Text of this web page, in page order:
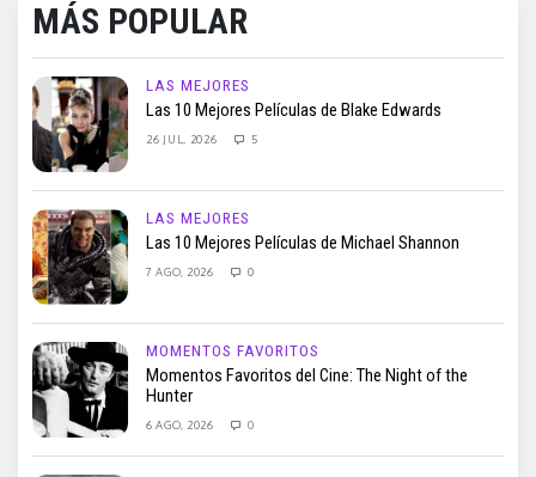
MÁS POPULAR
LAS MEJORES
Las 10 Mejores Películas de Blake Edwards
26 JUL, 2026 5
LAS MEJORES
Las 10 Mejores Películas de Michael Shannon
7 AGO, 2026 0
MOMENTOS FAVORITOS
Momentos Favoritos del Cine: The Night of the
Hunter
6 AGO, 2026 0